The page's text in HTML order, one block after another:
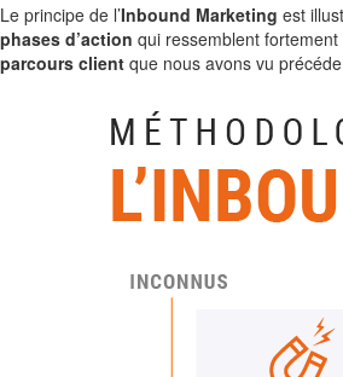
Le principe de l’Inbound Marketing est
phases d’action qui ressemblent fortement
parcours client que nous avons vu